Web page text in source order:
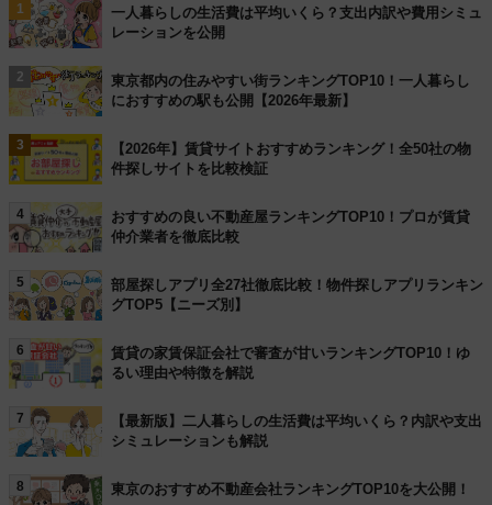
1
一人暮らしの生活費は平均いくら？支出内訳や費用シミュ
レーションを公開
2
東京都内の住みやすい街ランキングTOP10！一人暮らし
におすすめの駅も公開【2026年最新】
3
【2026年】賃貸サイトおすすめランキング！全50社の物
件探しサイトを比較検証
4
おすすめの良い不動産屋ランキングTOP10！プロが賃貸
仲介業者を徹底比較
5
部屋探しアプリ全27社徹底比較！物件探しアプリランキン
グTOP5【ニーズ別】
6
賃貸の家賃保証会社で審査が甘いランキングTOP10！ゆ
るい理由や特徴を解説
7
【最新版】二人暮らしの生活費は平均いくら？内訳や支出
シミュレーションも解説
8 東京のおすすめ不動産会社ランキングTOP10を大公開！